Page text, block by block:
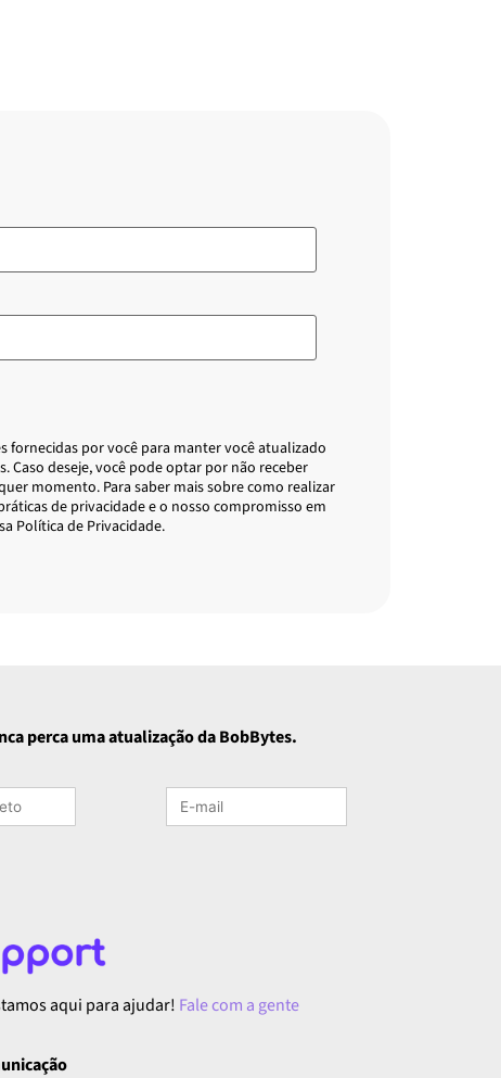
fornecidas por você para manter você atualizado
Caso deseje, você pode optar por não receber
momento. Para saber mais sobre como realizar
de privacidade e o nosso compromisso em
Política de Privacidade.
perca uma atualização da BobBytes.
aqui para ajudar! Fale com a gente